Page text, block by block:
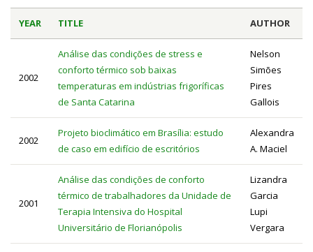
YEAR TITLE AUTHOR
2002
Análise das condições de stress e
conforto térmico sob baixas
temperaturas em indústrias frigoríficas
de Santa Catarina
Nelson
Simões
Pires
Gallois
2002
Projeto bioclimático em Brasília: estudo
de caso em edifício de escritórios
Alexandra
A. Maciel
2001
Análise das condições de conforto
térmico de trabalhadores da Unidade de
Terapia Intensiva do Hospital
Universitário de Florianópolis
Lizandra
Garcia
Lupi
Vergara